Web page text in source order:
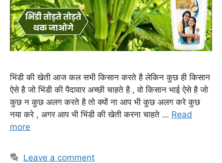
भिंडी की खेती आज कल सभी किसान करते है लेकिन कुछ ही किसान
ऐसे है जो भिंडी की पैदावार अच्छी चाहते है , वो किसान भाई ऐसे है जो
कुछ न कुछ अलग करते है तो क्यों ना आप भी कुछ अलग करे कुछ
नया करे , अगर आप भी भिंडी की खेती करना चाहते … Read
more
Leave a comment